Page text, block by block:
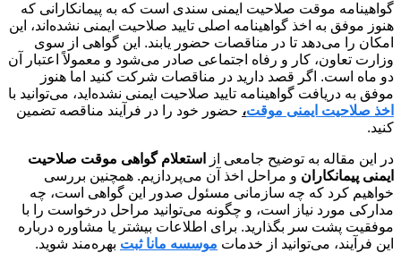
گواهینامه موقت صلاحیت ایمنی سندی است که به پیمانکارانی که
هنوز موفق به اخذ گواهینامه اصلی تایید صلاحیت ایمنی نشده‌اند، این
امکان را می‌دهد تا در مناقصات حضور یابند. این گواهی از سوی
وزارت تعاون، کار و رفاه اجتماعی صادر می‌شود و معمولاً اعتبار آن
دو ماه است. اگر قصد دارید در مناقصات شرکت کنید اما هنوز
موفق به دریافت گواهینامه تایید صلاحیت ایمنی نشده‌اید، می‌توانید با
اخذ صلاحیت ایمنی موقت، حضور خود را در فرآیند مناقصه تضمین
کنید.
در این مقاله به توضیح جامعی از
استعلام گواهی موقت صلاحیت
ایمنی پیمانکاران و مراحل اخذ آن می‌پردازیم. همچنین بررسی
خواهیم کرد که چه سازمانی مسئول صدور این گواهی است، چه
مدارکی مورد نیاز است، و چگونه می‌توانید مراحل درخواست را با
موفقیت پشت سر بگذارید. برای اطلاعات بیشتر یا مشاوره درباره
این فرآیند، می‌توانید از خدمات موسسه مانا ثبت بهره‌مند شوید.